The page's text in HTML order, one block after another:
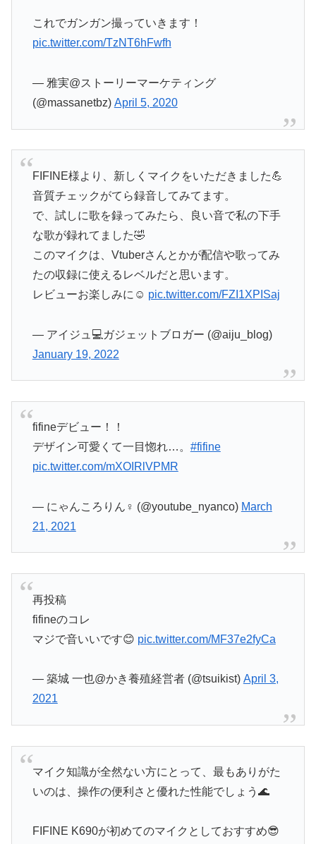
これでガンガン撮っていきます！
pic.twitter.com/TzNT6hFwfh
— 雅実@ストーリーマーケティング
(@massanetbz) April 5, 2020
FIFINE様より、新しくマイクをいただきました💪
音質チェックがてら録音してみてます。
で、試しに歌を録ってみたら、良い音で私の下手
な歌が録れてました🤣
このマイクは、Vtuberさんとかが配信や歌ってみ
たの収録に使えるレベルだと思います。
レビューお楽しみに☺️ pic.twitter.com/FZI1XPISaj
— アイジュ💻ガジェットブロガー (@aiju_blog)
January 19, 2022
fifineデビュー！！
デザイン可愛くて一目惚れ…。 #fifine
pic.twitter.com/mXOIRlVPMR
— にゃんころりん♀ (@youtube_nyanco) March
21, 2021
再投稿
fifineのコレ
マジで音いいです😊 pic.twitter.com/MF37e2fyCa
— 築城 一也@かき養殖経営者 (@tsuikist) April 3,
2021
マイク知識が全然ない方にとって、最もありがた
いのは、操作の便利さと優れた性能でしょう🌊
FIFINE K690が初めてのマイクとしておすすめ😎